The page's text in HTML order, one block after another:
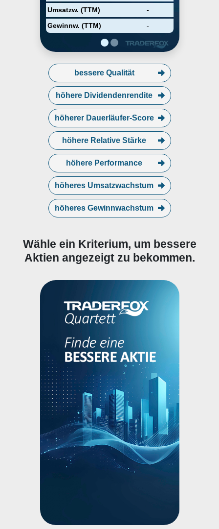
Umsatzw. (TTM)
-
Gewinnw. (TTM)
-
bessere Qualität
höhere Dividendenrendite
höherer Dauerläufer-Score
höhere Relative Stärke
höhere Performance
höheres Umsatzwachstum
höheres Gewinnwachstum
Wähle ein Kriterium, um bessere
Aktien angezeigt zu bekommen.